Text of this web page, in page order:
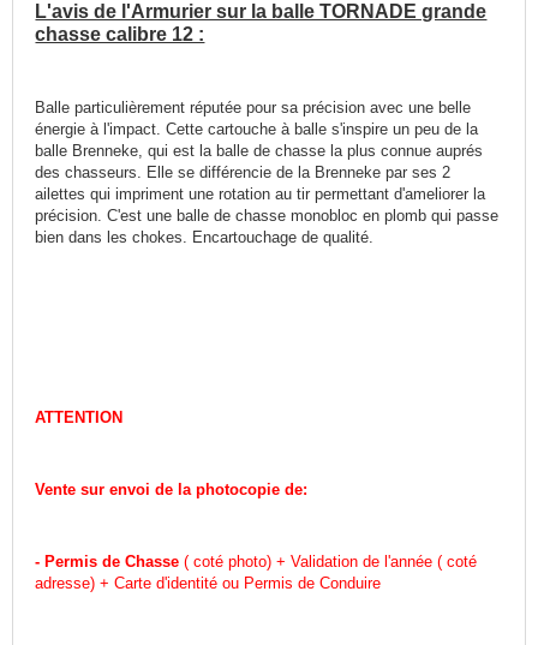
L'avis de l'Armurier sur la balle TORNADE grande
chasse calibre 12 :
Balle particulièrement réputée pour sa précision avec une belle
énergie à l'impact. Cette cartouche à balle s'inspire un peu de la
balle Brenneke, qui est la balle de chasse la plus connue auprés
des chasseurs. Elle se différencie de la Brenneke par ses 2
ailettes qui impriment une rotation au tir permettant d'ameliorer la
précision. C'est une balle de chasse monobloc en plomb qui passe
bien dans les chokes. Encartouchage de qualité.
ATTENTION
Vente sur envoi de la photocopie de:
- Permis de Chasse ( coté photo) + Validation de l'année ( coté
adresse) + Carte d'identité ou Permis de Conduire